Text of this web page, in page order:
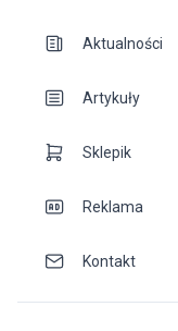
Aktualności
Artykuły
Sklepik
Reklama
Kontakt